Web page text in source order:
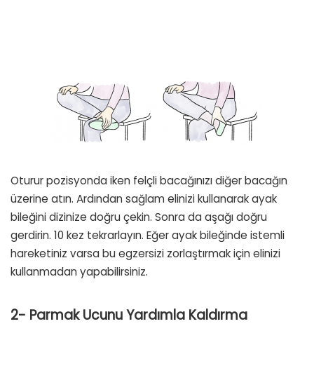
Oturur pozisyonda iken felçli bacağınızı diğer bacağın
üzerine atın. Ardından sağlam elinizi kullanarak ayak
bileğini dizinize doğru çekin. Sonra da aşağı doğru
gerdirin. 10 kez tekrarlayın. Eğer ayak bileğinde istemli
hareketiniz varsa bu egzersizi zorlaştırmak için elinizi
kullanmadan yapabilirsiniz.
2- Parmak Ucunu Yardımla Kaldırma